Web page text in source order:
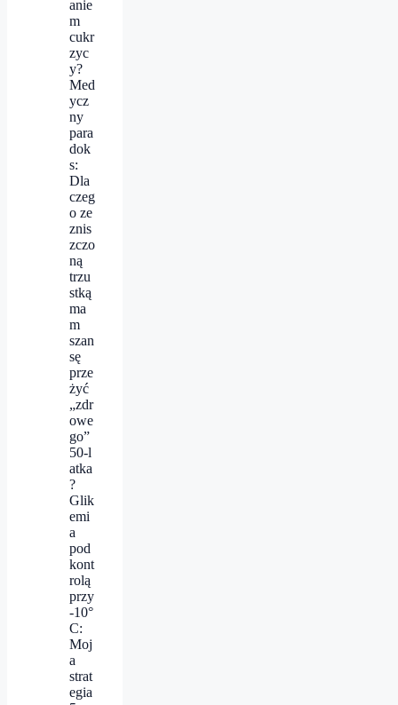
anie
m
cukr
zyc
y?
Med
ycz
ny
para
dok
s:
Dla
czeg
o ze
znis
zczo
ną
trzu
stką
ma
m
szan
sę
prze
żyć
„zdr
owe
go”
50‑l
atka
?
Glik
emi
a
pod
kont
rolą
przy
-10°
C:
Moj
a
strat
egia